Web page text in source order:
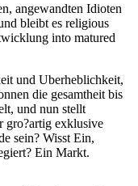
angewandten Idioten
bleibt es religious
into matured
und Uberheblichkeit,
die gesamtheit bis
und nun stellt
gro?artig exklusive
sein? Wisst Ein,
Ein Markt.